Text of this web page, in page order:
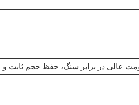
عالی در برابر سنگ، حفظ حجم